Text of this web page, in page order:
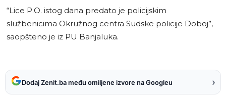
“Lice P.O. istog dana predato je policijskim
službenicima Okružnog centra Sudske policije Doboj”,
saopšteno je iz PU Banjaluka.
Dodaj Zenit.ba među omiljene izvore na Googleu ›